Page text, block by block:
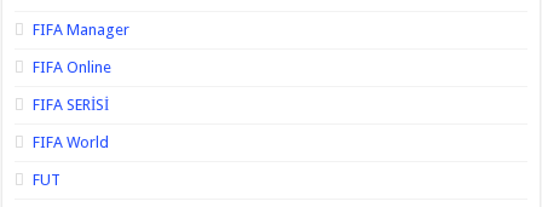
FIFA Manager
FIFA Online
FIFA SERİSİ
FIFA World
FUT